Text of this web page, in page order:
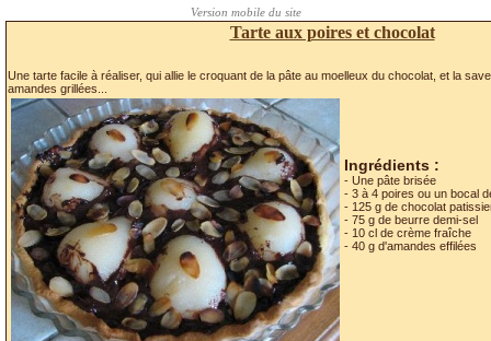
Tarte aux poires et chocolat
Une tarte facile à réaliser, qui allie le croquant de la pâte au moelleux du chocolat, et la
amandes grillées...
Ingrédients :
- Une pâte brisée
- 3 à 4 poires ou un bocal
- 125 g de chocolat
- 75 g de beurre demi-sel
- 10 cl de crème fraîche
- 40 g d'amandes effilées